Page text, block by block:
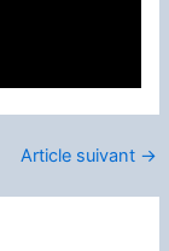
Article suivant →